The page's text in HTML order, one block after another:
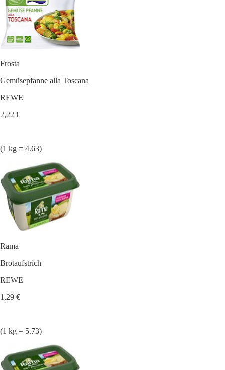
Frosta
Gemüsepfanne alla Toscana
REWE
2,22 €
(1 kg = 4.63)
Rama
Brotaufstrich
REWE
1,29 €
(1 kg = 5.73)